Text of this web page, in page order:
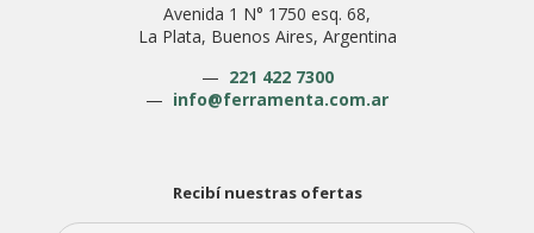
Avenida 1 N° 1750 esq. 68,
La Plata, Buenos Aires, Argentina
— 221 422 7300
— info@ferramenta.com.ar
Recibí nuestras ofertas